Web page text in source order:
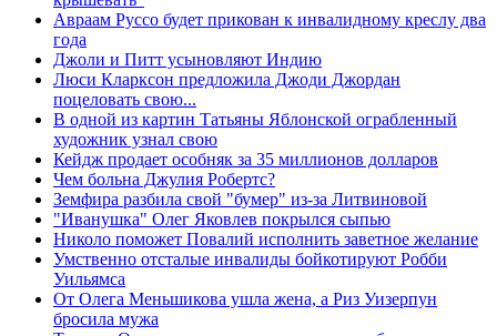
Авраам Руссо будет прикован к инвалидному креслу два
года
Джоли и Питт усыновляют Индию
Люси Кларксон предложила Джоди Джордан
поцеловать свою...
В одной из картин Татьяны Яблонской ограбленный
художник узнал свою
Кейдж продает особняк за 35 миллионов долларов
Чем больна Джулия Робертс?
Земфира разбила свой "бумер" из-за Литвиновой
"Иванушка" Олег Яковлев покрылся сыпью
Николо поможет Повалий исполнить заветное желание
Умственно отсталые инвалиды бойкотируют Робби
Уильямса
От Олега Меньшикова ушла жена, а Риз Уизерпун
бросила мужа